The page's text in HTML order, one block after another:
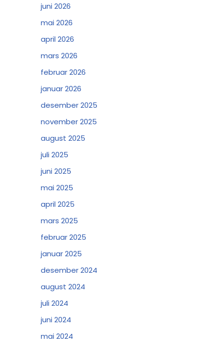
juni 2026
mai 2026
april 2026
mars 2026
februar 2026
januar 2026
desember 2025
november 2025
august 2025
juli 2025
juni 2025
mai 2025
april 2025
mars 2025
februar 2025
januar 2025
desember 2024
august 2024
juli 2024
juni 2024
mai 2024